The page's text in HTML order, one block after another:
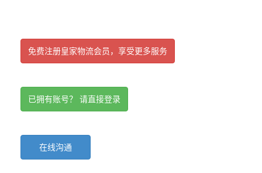
免费注册皇家物流会员，享受更多服务
已拥有账号？ 请直接登录
在线沟通